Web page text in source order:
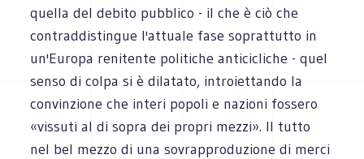
quella del debito pubblico - il che è ciò che
contraddistingue l'attuale fase soprattutto in
un'Europa renitente politiche anticicliche - quel
senso di colpa si è dilatato, introiettando la
convinzione che interi popoli e nazioni fossero
«vissuti al di sopra dei propri mezzi». Il tutto
nel bel mezzo di una sovrapproduzione di merci